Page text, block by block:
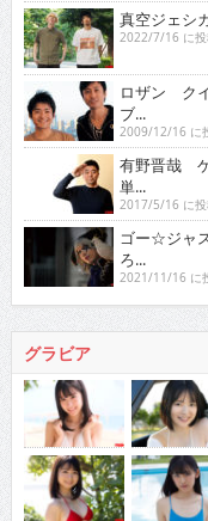
真空ジェシ
2022/7/16 に投
ロザン ク
ブ...
2009/12/16 に
有野晋哉 ゲ
単...
2017/5/16 に投
ゴー☆ジャ
ろ...
2021/11/16 に
グラビア